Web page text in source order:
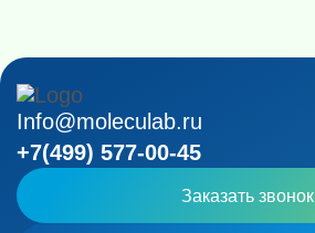
Info@moleculab.ru
+7(499) 577-00-45
Заказать звонок